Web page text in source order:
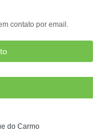
contato por email.
do Carmo